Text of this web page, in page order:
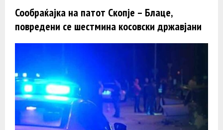
Сообраќајка на патот Скопје – Блаце,
повредени се шестмина косовски државјани